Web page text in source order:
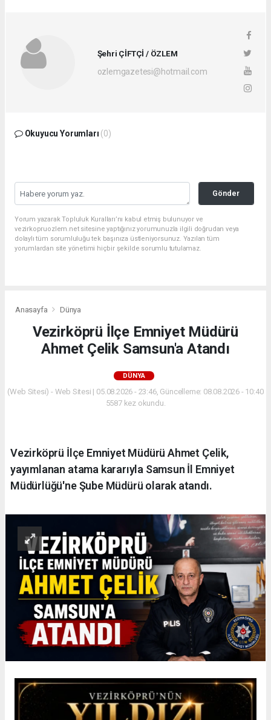
Şehri ÇİFTÇİ / ÖZLEM
ozlemgazetesi@hotmail.com
Okuyucu Yorumları (0)
Gönder
Yorum yazarak Topluluk Kuralları’nı kabul etmiş bulunuyor ve
vezirkopruozlem.net sitesine yaptığınız yorumunuzla ilgili doğrudan veya
dolaylı tüm sorumluluğu tek başınıza üstleniyorsunuz. Yazılan tüm
yorumlardan site yönetimi hiçbir şekilde sorumlu tutulamaz.
Anasayfa Dünya
Vezirköprü İlçe Emniyet Müdürü
Ahmet Çelik Samsun'a Atandı
DÜNYA
(Web Sitesi) - Web Sitesi | 05.08.2026 - 23:46, Güncelleme: 08.08.2026 - 10:40
5587 kez okundu.
Vezirköprü İlçe Emniyet Müdürü Ahmet Çelik,
yayımlanan atama kararıyla Samsun İl Emniyet
Müdürlüğü'ne Şube Müdürü olarak atandı.